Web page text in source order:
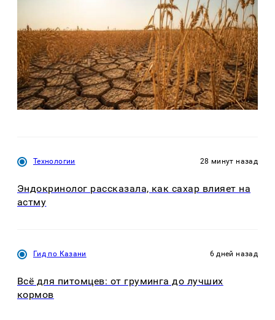
Технологии 28 минут назад
Эндокринолог рассказала, как сахар влияет на
астму
Гид по Казани 6 дней назад
Всё для питомцев: от груминга до лучших
кормов